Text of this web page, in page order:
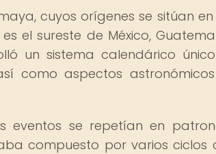
cuyos orígenes se sitúan en
el sureste de México,
un sistema calendárico
como aspectos
eventos se repetían en
compuesto por varios ciclos